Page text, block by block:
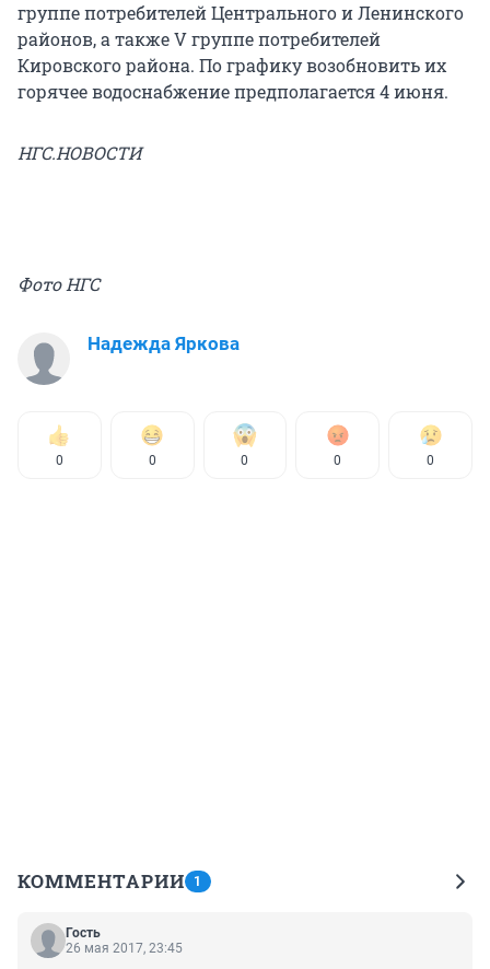
группе потребителей Центрального и Ленинского
районов, а также V группе потребителей
Кировского района. По графику возобновить их
горячее водоснабжение предполагается 4 июня.
НГС.НОВОСТИ
Фото НГС
Надежда Яркова
0 0 0 0 0
КОММЕНТАРИИ 1
Гость
26 мая 2017, 23:45